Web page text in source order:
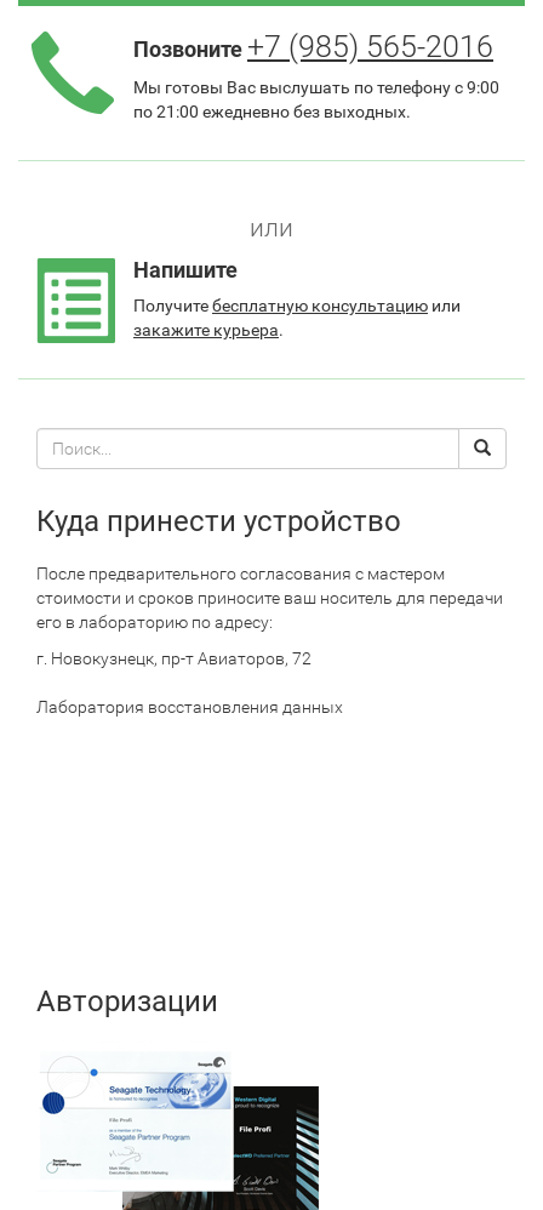
Позвоните +7 (985) 565-2016
Мы готовы Вас выслушать по телефону с 9:00
по 21:00 ежедневно без выходных.
или
Напишите
Получитебесплатную консультацию или
закажите курьера.
Поиск
по
сайту
Search
Куда принести устройство
После предварительного согласования с мастером
стоимости и сроков приносите ваш носитель для передачи
его в лабораторию по адресу:
г. Новокузнецк, пр-т Авиаторов, 72
Лаборатория восстановления данных
Авторизации